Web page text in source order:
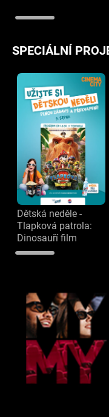
SPECIÁLNÍ
Dětská neděle -
Tlapková patrola:
Dinosauří film